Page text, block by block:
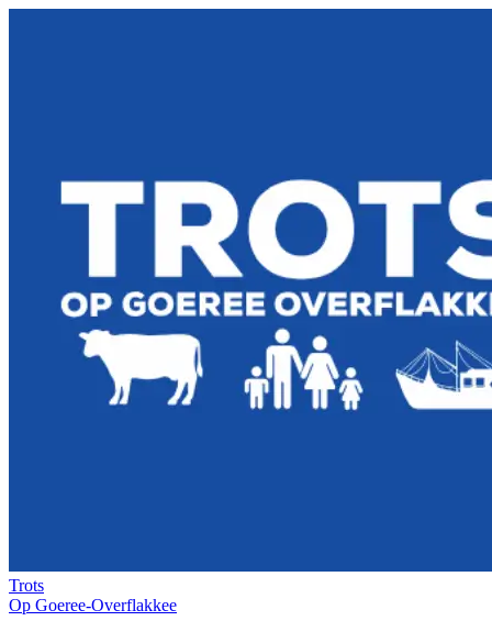
Trots
Op Goeree-Overflakkee